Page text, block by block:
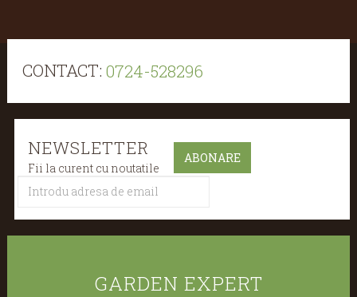
CONTACT: 0724-528296
NEWSLETTER
Fii la curent cu noutatile
GARDEN EXPERT